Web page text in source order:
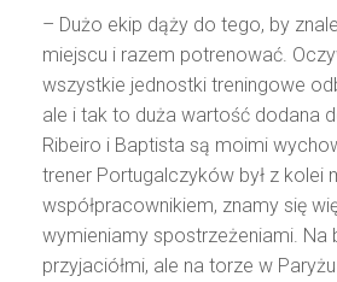
– Dużo ekip dąży do tego, by
miejscu i razem potrenować.
wszystkie jednostki treningowe
ale i tak to duża wartość dodana
Ribeiro i Baptista są moimi
trener Portugalczyków był z kolei
współpracownikiem, znamy się
wymieniamy spostrzeżeniami. Na
przyjaciółmi, ale na torze w